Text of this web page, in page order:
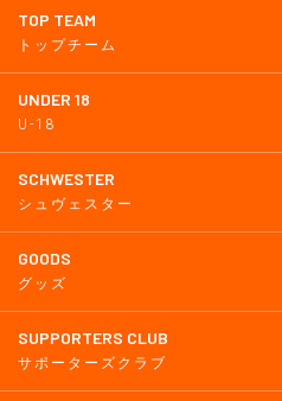
TOP TEAM
トップチーム
UNDER 18
U-18
SCHWESTER
シュヴェスター
GOODS
グッズ
SUPPORTERS CLUB
サポーターズクラブ